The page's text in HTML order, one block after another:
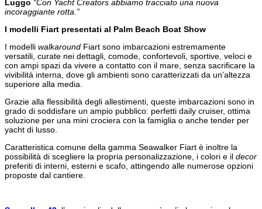
Luggo “Con Yacht Creators abbiamo tracciato una nuova
incoraggiante rotta.”
I modelli Fiart presentati al Palm Beach Boat Show
I modelli walkaround Fiart sono imbarcazioni estremamente
versatili, curate nei dettagli, comode, confortevoli, sportive, veloci e
con ampi spazi da vivere a contatto con il mare, senza sacrificare la
vivibilità interna, dove gli ambienti sono caratterizzati da un’altezza
superiore alla media.
Grazie alla flessibilità degli allestimenti, queste imbarcazioni sono in
grado di soddisfare un ampio pubblico: perfetti daily cruiser, ottima
soluzione per una mini crociera con la famiglia o anche tender per
yacht di lusso.
Caratteristica comune della gamma Seawalker Fiart è inoltre la
possibilità di scegliere la propria personalizzazione, i colori e il decor
preferiti di interni, esterni e scafo, attingendo alle numerose opzioni
proposte dal cantiere.